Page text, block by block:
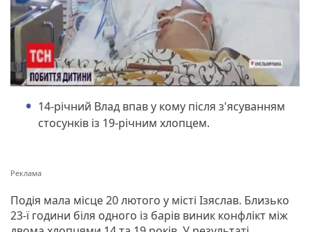
14-річний Влад впав у кому після з'ясуванням
стосунків із 19-річним хлопцем.
Подія мала місце 20 лютого у місті Ізяслав. Близько
23-ї години біля одного із барів виник конфлікт між